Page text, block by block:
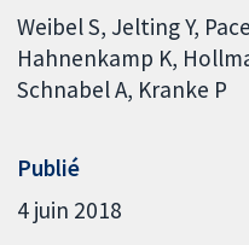
Weibel S Jelting Y
Hahnenkamp K
Schnabel A Kranke P
Publié
4 juin 2018